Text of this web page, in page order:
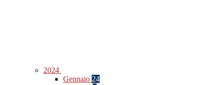
2024
Gennaio 24